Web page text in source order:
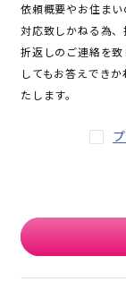
依頼概要やお住まい
対応致しかねる為、
折返しのご連絡を
してもお答えでき
たします。